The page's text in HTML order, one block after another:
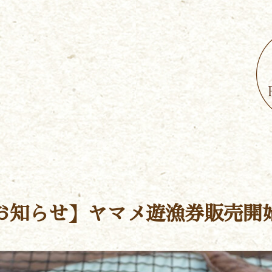
知らせ】ヤマメ遊漁券販売開